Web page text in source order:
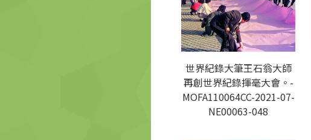
世界紀錄大筆王石翁大師
再創世界紀錄揮毫大會。-
MOFA110064CC-2021-07-
NE00063-048